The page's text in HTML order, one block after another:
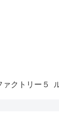
ァクトリー５